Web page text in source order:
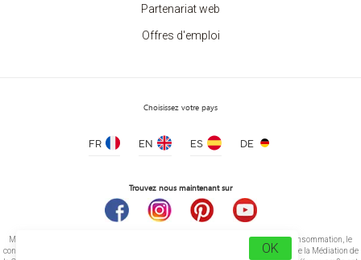
Partenariat web
Offres d'emploi
Choisissez votre pays
FR EN ES DE
Trouvez nous maintenant sur
Médiation de la consommation Conformément à l’article L.616-1 du Code de la consommation, le
consommateur peut recourir gratuitement au médiateur suivant : CM2C – Centre de la Médiation de
OK